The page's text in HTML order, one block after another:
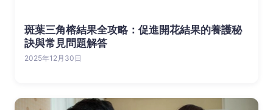
斑葉三角榕結果全攻略：促進開花結果的養護秘
訣與常見問題解答
2025年12月30日